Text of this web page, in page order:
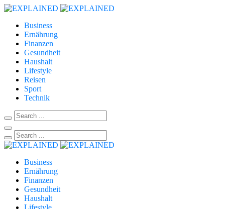
Business
Ernährung
Finanzen
Gesundheit
Haushalt
Lifestyle
Reisen
Sport
Technik
Business
Ernährung
Finanzen
Gesundheit
Haushalt
Lifestyle